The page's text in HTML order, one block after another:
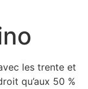
les trente et
qu’aux 50 %